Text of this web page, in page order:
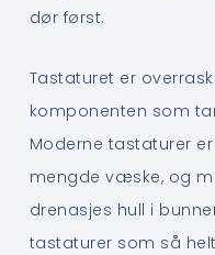
dør først.
Tastaturet er
komponenten som
Moderne tastaturer
mengde væske, og
drenasjes hull i
tastaturer som så